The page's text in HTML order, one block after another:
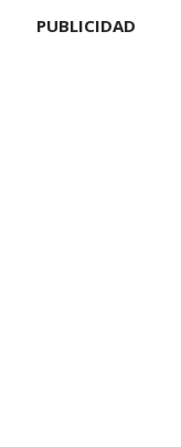
PUBLICIDAD